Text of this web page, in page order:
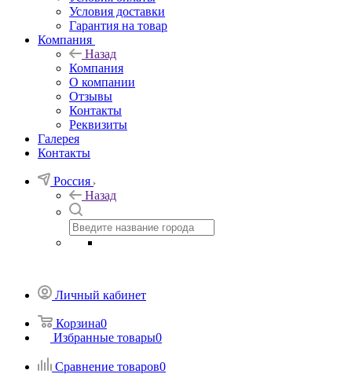
Условия доставки
Гарантия на товар
Компания
Назад
Компания
О компании
Отзывы
Контакты
Реквизиты
Галерея
Контакты
Россия
Назад
Личный кабинет
Корзина0
Избранные товары0
Сравнение товаров0